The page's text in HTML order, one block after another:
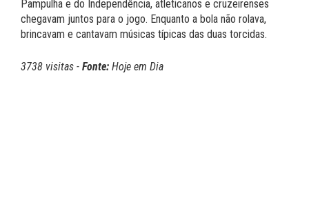
Pampulha e do Independência, atleticanos e cruzeirenses
chegavam juntos para o jogo. Enquanto a bola não rolava,
brincavam e cantavam músicas típicas das duas torcidas.
3738 visitas - Fonte: Hoje em Dia